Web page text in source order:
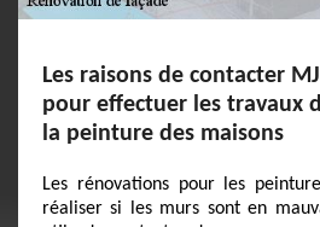
Les raisons de contacter
pour effectuer les travaux
la peinture des maisons
Les rénovations pour les
réaliser si les murs sont en